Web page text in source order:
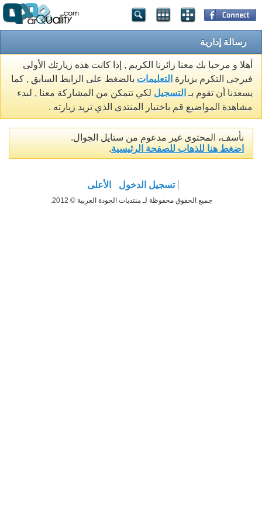
رسالة إدارية
أهلا و مرحبا بك معنا زائرنا الكريم , إذا كانت هذه زيارتك الأولى
فيرجى التكرم بزيارة التعليمات بالضغط على الرابط السابق , كما
يسعدنا أن تقوم بـ التسجيل لكي تتمكن من المشاركة معنا , لبدء
مشاهدة المواضيع قم باختيار المنتدى الذي تريد زيارته .
نأسف، المحتوى غير مدعوم من ستايل الجوال.
اضغط هنا للذهاب للصفحة الرئيسية.
تسجيل الدخول الأعلى
جميع الحقوق محفوظة لـ منتديات الجودة العربية © 2012.